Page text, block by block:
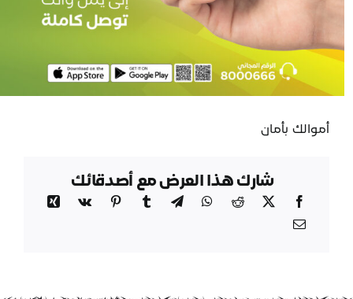
أموالك بأمان
شارك هذا العرض مع أصدقائك